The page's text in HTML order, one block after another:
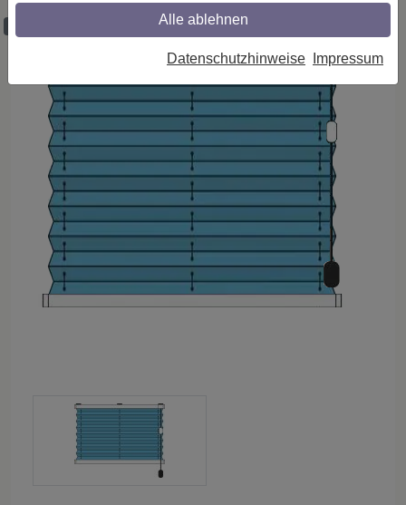
Alle ablehnen
Datenschutzhinweise Impressum